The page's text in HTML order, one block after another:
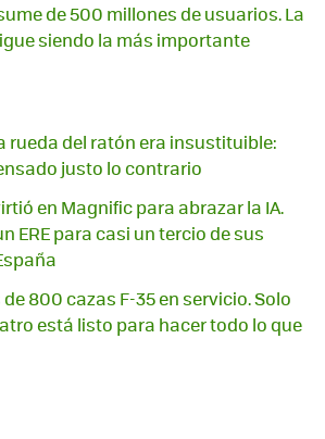
de 500 millones de usuarios. La
siendo la más importante
rueda del ratón era insustituible:
justo lo contrario
en Magnific para abrazar la IA.
ERE para casi un tercio de sus
de 800 cazas F-35 en servicio. Solo
está listo para hacer todo lo que